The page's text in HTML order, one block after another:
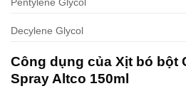
Decylene Glycol
Công dụng của Xịt bó bột
Spray Altco 150ml